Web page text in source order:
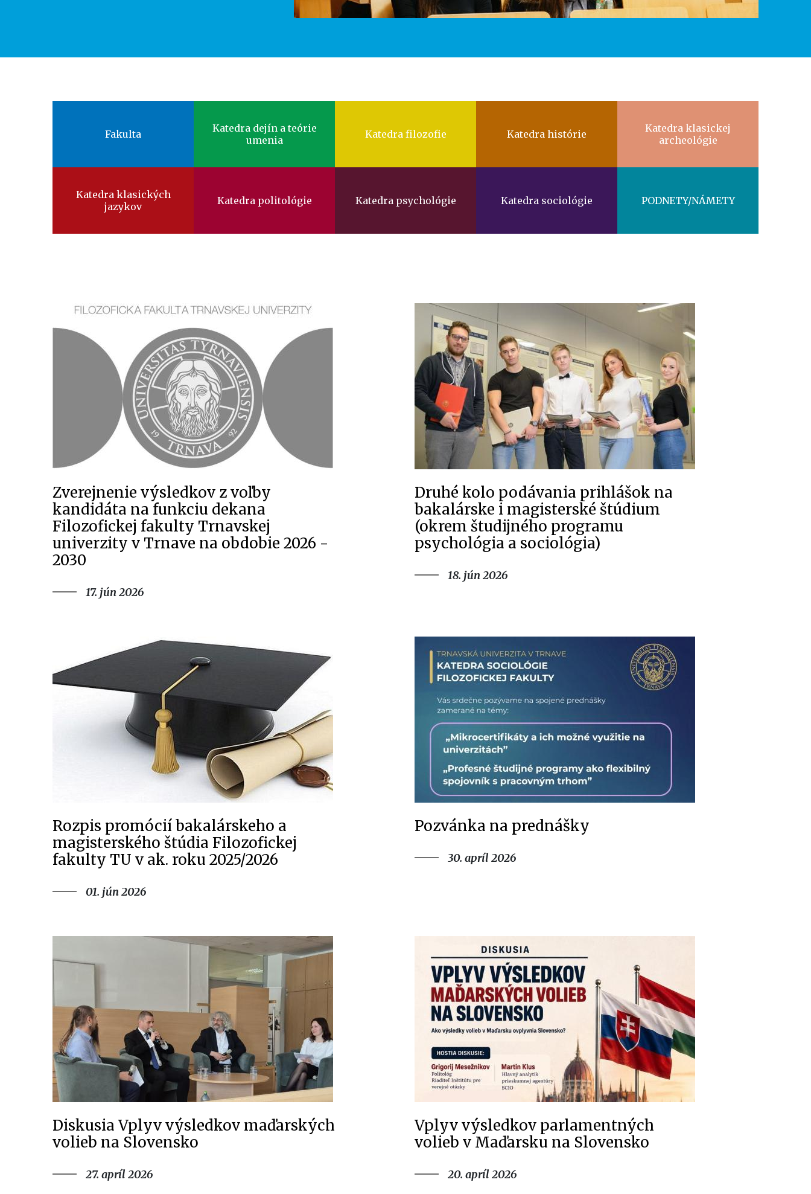
menuFakulta
Katedra dejín a teórie
umenia
Katedra filozofie Katedra histórie
Katedra klasickej
archeológie
Katedra klasických
jazykov
Katedra politológie Katedra psychológie Katedra sociológie PODNETY/NÁMETY
Zverejnenie výsledkov z voľby
kandidáta na funkciu dekana
Filozofickej fakulty Trnavskej
univerzity v Trnave na obdobie 2026 -
2030
17. jún 2026
Druhé kolo podávania prihlášok na
bakalárske i magisterské štúdium
(okrem študijného programu
psychológia a sociológia)
18. jún 2026
Rozpis promócií bakalárskeho a
magisterského štúdia Filozofickej
fakulty TU v ak. roku 2025/2026
01. jún 2026
Pozvánka na prednášky
30. apríl 2026
Diskusia Vplyv výsledkov maďarských
volieb na Slovensko
27. apríl 2026
Vplyv výsledkov parlamentných
volieb v Maďarsku na Slovensko
20. apríl 2026